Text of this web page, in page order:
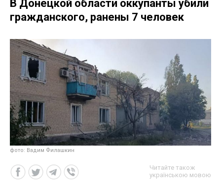
В Донецкой области оккупанты убили
гражданского, ранены 7 человек
фото: Вадим Филашкин
Читайте також
українською мовою